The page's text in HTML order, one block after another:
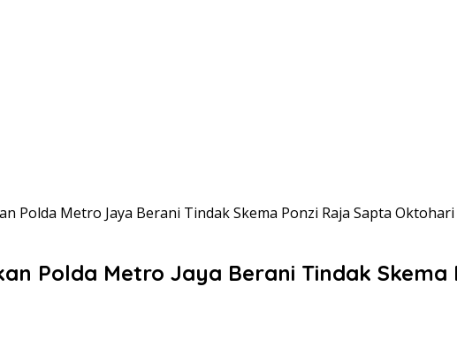
Polda Metro Jaya Berani Tindak Skema Ponzi Raja Sapta
Polda Metro Jaya Berani Tindak